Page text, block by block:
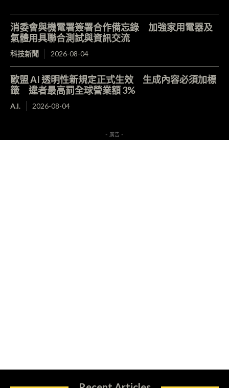
消委會與機電署簽署合作備忘錄 加強家用電器及
氣體用具聯合測試與資訊交流
科技新聞 2026-08-04
歐盟 AI 透明性新規定正式生效 生成內容必須加標
籤 違者最高罰全球營業額 3%
A.I. 2026-08-04
- 廣告 -